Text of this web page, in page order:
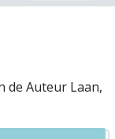
de Auteur Laan,